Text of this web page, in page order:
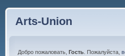
Arts-Union
Добро пожаловать, Гость. Пожалуйста,